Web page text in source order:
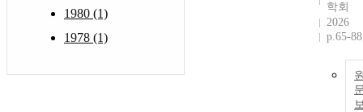
1980 (1)
1978 (1)
학회
2026
p.65-88